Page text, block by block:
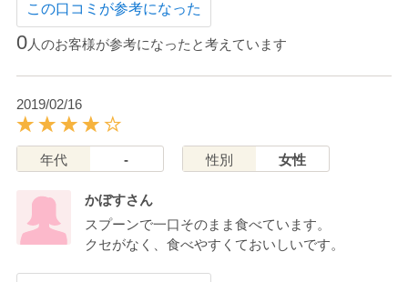
この口コミが参考になった
0人のお客様が参考になったと考えています
2019/02/16
年代 - 性別 女性
かぼすさん
スプーンで一口そのまま食べています。
クセがなく、食べやすくておいしいです。